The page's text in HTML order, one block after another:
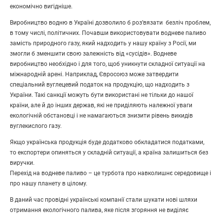
економічно вигідніше.
Виробництво водню в Україні дозволило б роз’вязати безліч проблем,
в тому числі, політичних. Почавши використовувати водневе паливо
замість природного газу, який надходить у нашу країну з Росії, ми
змогли б зменшити свою залежність від «сусідів». Водневе
виробництво необхідно і для того, щоб уникнути складної ситуації на
міжнародній арені. Наприклад, Євросоюз може затвердити
спеціальний вуглецевий податок на продукцію, що надходить з
України. Такі санкції можуть бути використані не тільки до нашої
країни, але й до інших держав, які не приділяють належної уваги
екологічній обстановці і не намагаються знизити рівень викидів
вуглекислого газу.
Якщо українська продукція буде додатково обкладатися податками,
то експортери опиняться у складній ситуації, а країна залишиться без
виручки.
Перехід на водневе паливо – це турбота про навколишнє середовище і
про нашу планету в цілому.
В даний час провідні українські компанії стали шукати нові шляхи
отримання екологічного палива, яке після згоряння не виділяє